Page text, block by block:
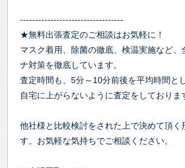
----------------------------------
★無料出張査定のご相談はお気軽に！
マスク着用、除菌の徹底、検温実施など、
ナ対策を徹底しています。
査定時間も、5分～10分前後を平均時間と
自宅に上がらないように査定をしておりま
他社様と比較検討をされた上で決めて頂く
す。お気軽な気持ちでご相談ください。